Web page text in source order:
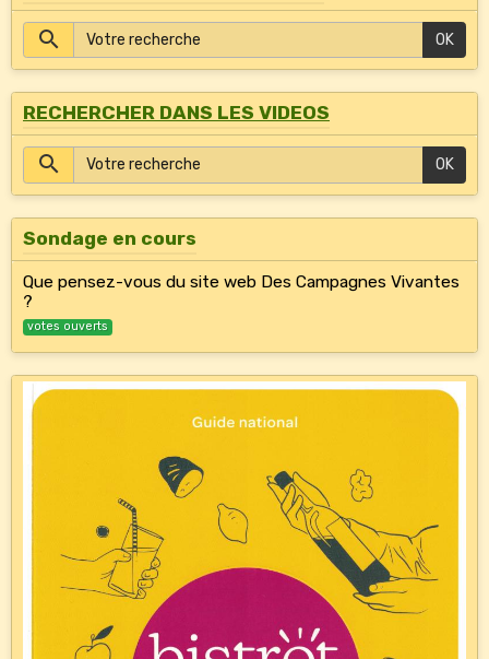
OK
RECHERCHER DANS LES VIDEOS
OK
Sondage en cours
Que pensez-vous du site web Des Campagnes Vivantes
?
votes ouverts